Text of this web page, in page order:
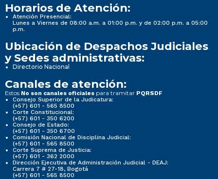
Horarios de Atención:
Atención Presencial:
Lunes a Viernes de 08:00 a.m. a 01:00 p.m. y de 02:00 p.m. a 05:00
p.m.
Ubicación de Despachos Judiciales
y Sedes administrativas:
Directorio Nacional
Canales de atención:
Estos No son canales oficiales para tramitar PQRSDF
Consejo Superior de la Judicatura:
(+57) 601 - 565 8500
Corte Constitucional:
(+57) 601 - 350 6200
Consejo de Estado:
(+57) 601 - 350 6700
Comisión Nacional de Disciplina Judicial:
(+57) 601 - 565 8500
Corte Suprema de Justicia:
(+57) 601 - 362 2000
Dirección Ejecutiva de Administración Judicial - DEAJ:
Carrera 7 # 27-18, Bogotá
(+57) 601 - 565 8500